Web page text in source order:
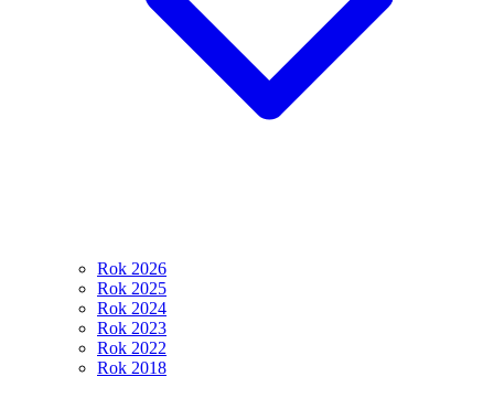
Rok 2026
Rok 2025
Rok 2024
Rok 2023
Rok 2022
Rok 2018